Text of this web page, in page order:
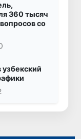
360 тысяч
со